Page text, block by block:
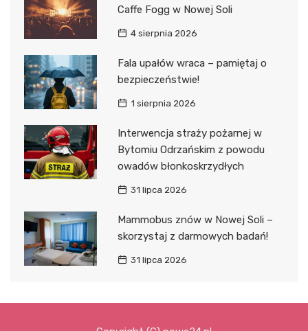
Caffe Fogg w Nowej Soli
4 sierpnia 2026
Fala upałów wraca – pamiętaj o
bezpieczeństwie!
1 sierpnia 2026
Interwencja straży pożarnej w
Bytomiu Odrzańskim z powodu
owadów błonkoskrzydłych
31 lipca 2026
Mammobus znów w Nowej Soli –
skorzystaj z darmowych badań!
31 lipca 2026